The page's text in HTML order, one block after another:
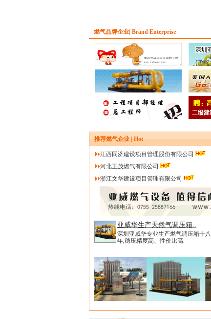
燃气品牌企业| Brand Enterprise
推荐燃气企业 | Hot
江西同济建设项目管理股份有限公司
河北正茂燃气有限公司
浙江文华建设项目管理有限公司
亚威华生产天然气调压箱..
深圳亚威华专业生产燃气调压箱十八
年,稳压精度高、性价比高.